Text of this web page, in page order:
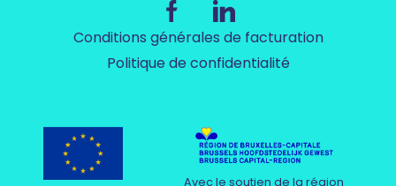
Avec le soutien de la région
Conditions générales de facturation
Politique de confidentialité